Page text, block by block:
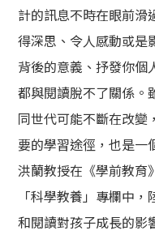
計的訊息不時在眼前滑
得深思、令人感動或是
背後的意義、抒發你個
都與閱讀脫不了關係。
同世代可能不斷在改變
要的學習途徑，也是一
洪蘭教授在《學前教育
「科學教養」專欄中
和閱讀對孩子成長的影